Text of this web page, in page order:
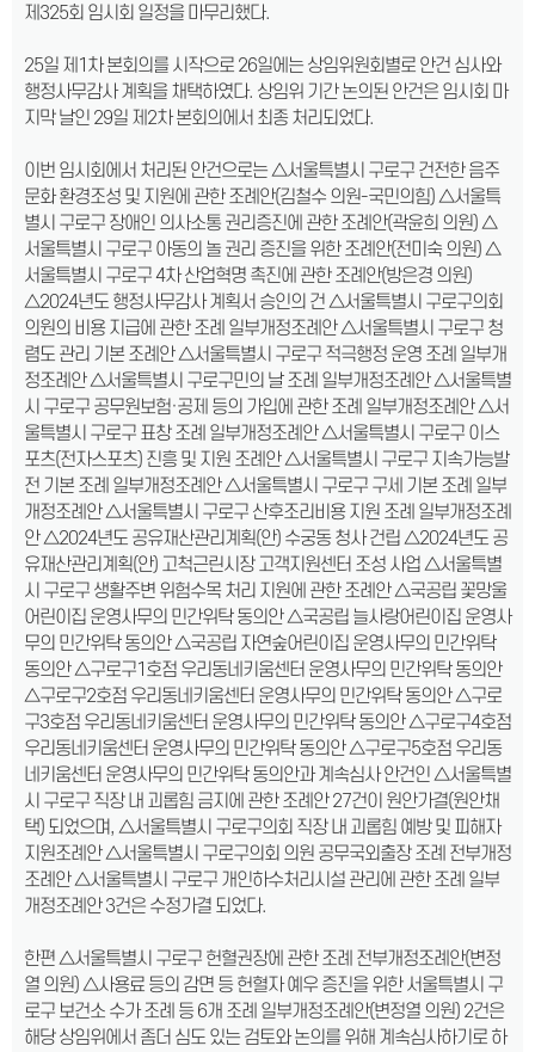
제325회 임시회 일정을 마무리했다.
25일 제1차 본회의를 시작으로 26일에는 상임위원회별로 안건 심사와
행정사무감사 계획을 채택하였다. 상임위 기간 논의된 안건은 임시회 마
지막 날인 29일 제2차 본회의에서 최종 처리되었다.
이번 임시회에서 처리된 안건으로는 △서울특별시 구로구 건전한 음주
문화 환경조성 및 지원에 관한 조례안(김철수 의원-국민의힘) △서울특
별시 구로구 장애인 의사소통 권리증진에 관한 조례안(곽윤희 의원) △
서울특별시 구로구 아동의 놀 권리 증진을 위한 조례안(전미숙 의원) △
서울특별시 구로구 4차 산업혁명 촉진에 관한 조례안(방은경 의원)
△2024년도 행정사무감사 계획서 승인의 건 △서울특별시 구로구의회
의원의 비용 지급에 관한 조례 일부개정조례안 △서울특별시 구로구 청
렴도 관리 기본 조례안 △서울특별시 구로구 적극행정 운영 조례 일부개
정조례안 △서울특별시 구로구민의 날 조례 일부개정조례안 △서울특별
시 구로구 공무원보험·공제 등의 가입에 관한 조례 일부개정조례안 △서
울특별시 구로구 표창 조례 일부개정조례안 △서울특별시 구로구 이스
포츠(전자스포츠) 진흥 및 지원 조례안 △서울특별시 구로구 지속가능발
전 기본 조례 일부개정조례안 △서울특별시 구로구 구세 기본 조례 일부
개정조례안 △서울특별시 구로구 산후조리비용 지원 조례 일부개정조례
안 △2024년도 공유재산관리계획(안) 수궁동 청사 건립 △2024년도 공
유재산관리계획(안) 고척근린시장 고객지원센터 조성 사업 △서울특별
시 구로구 생활주변 위험수목 처리 지원에 관한 조례안 △국공립 꽃망울
어린이집 운영사무의 민간위탁 동의안 △국공립 늘사랑어린이집 운영사
무의 민간위탁 동의안 △국공립 자연숲어린이집 운영사무의 민간위탁
동의안 △구로구1호점 우리동네키움센터 운영사무의 민간위탁 동의안
△구로구2호점 우리동네키움센터 운영사무의 민간위탁 동의안 △구로
구3호점 우리동네키움센터 운영사무의 민간위탁 동의안 △구로구4호점
우리동네키움센터 운영사무의 민간위탁 동의안 △구로구5호점 우리동
네키움센터 운영사무의 민간위탁 동의안과 계속심사 안건인 △서울특별
시 구로구 직장 내 괴롭힘 금지에 관한 조례안 27건이 원안가결(원안채
택) 되었으며, △서울특별시 구로구의회 직장 내 괴롭힘 예방 및 피해자
지원조례안 △서울특별시 구로구의회 의원 공무국외출장 조례 전부개정
조례안 △서울특별시 구로구 개인하수처리시설 관리에 관한 조례 일부
개정조례안 3건은 수정가결 되었다.
한편 △서울특별시 구로구 헌혈권장에 관한 조례 전부개정조례안(변정
열 의원) △사용료 등의 감면 등 헌혈자 예우 증진을 위한 서울특별시 구
로구 보건소 수가 조례 등 6개 조례 일부개정조례안(변정열 의원) 2건은
해당 상임위에서 좀더 심도 있는 검토와 논의를 위해 계속심사하기로 하